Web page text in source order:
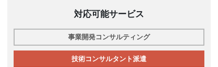
対応可能サービス
事業開発コンサルティング
技術コンサルタント派遣